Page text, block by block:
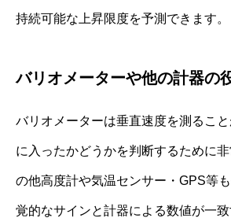
持続可能な上昇限度を予測できます。
バリオメーターや他の計器の
バリオメーターは垂直速度を測るこ
に入ったかどうかを判断するために
の他高度計や気温センサー・GPS等
覚的なサインと計器による数値が一